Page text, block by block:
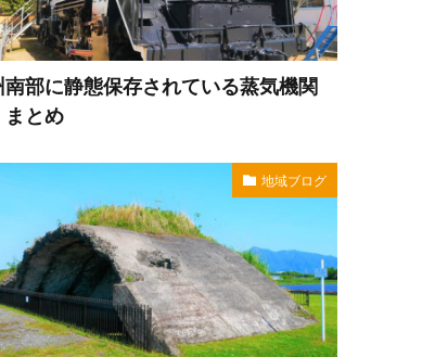
南部に静態保存されている蒸気機関
とめ
地域ブログ